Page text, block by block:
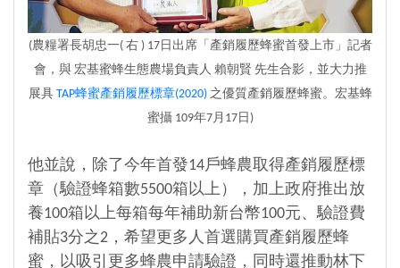
(農糧署長胡忠一( 右 ) 17日出席「產銷履歷蜂蜜首發上市」記者
會，與宏基蜜蜂生態農場負責人 賴朝賢 先生合影，並大力推
展具 TAP蜂蜜產銷履歷標章(2020) 之優質產銷履歷蜂蜜。宏基蜂
蜜攝 109年7月17日)
他並說，除了今年首發14戶蜂農取得產銷履歷標
章（驗證蜂箱數5500箱以上），加上政府推出放
養100箱以上每箱每年補助新台幣100元、驗證費
補貼3分之2，希望更多人首選購買產銷履歷蜂
蜜，以吸引更多蜂農申請驗證，同時還推動林下